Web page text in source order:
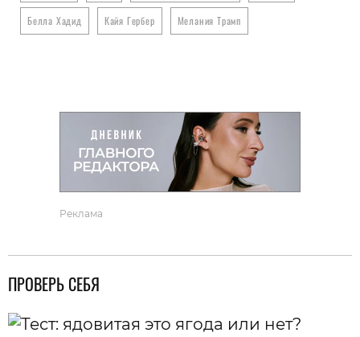
Белла Хадид Кайя Гербер Мелания Трамп
Реклама
ПРОВЕРЬ СЕБЯ